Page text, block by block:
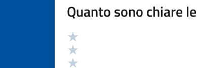
Quanto sono chiare
Valutazione